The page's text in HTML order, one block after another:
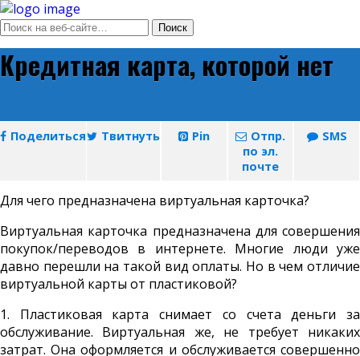
Кредитная карта, которой нет
Поделиться Твитнуть Pin
Отпр.
по эл.
почте
SMS
Для чего предназначена виртуальная карточка?
Виртуальная карточка предназначена для совершения
покупок/переводов в интернете. Многие люди уже
давно перешли на такой вид оплаты. Но в чем отличие
виртуальной карты от пластиковой?
1. Пластиковая карта снимает со счета деньги за
обслуживание. Виртуальная же, не требует никаких
затрат. Она оформляется и обслуживается совершенно